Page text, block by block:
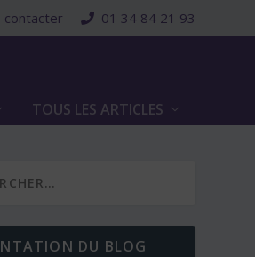
contacter 01 34 84 21 93
TOUS LES ARTICLES
DU BLOG